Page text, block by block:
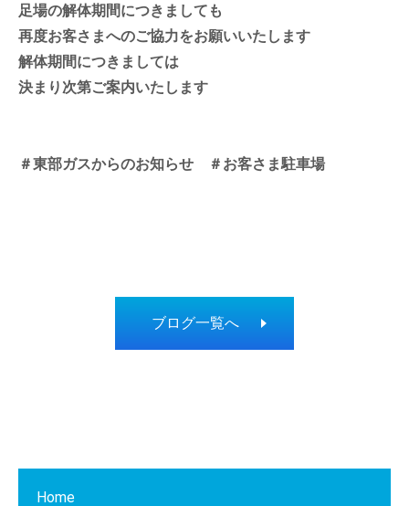
足場の解体期間につきましても
再度お客さまへのご協力をお願いいたします
解体期間につきましては
決まり次第ご案内いたします
＃東部ガスからのお知らせ ＃お客さま駐車場
ブログ一覧へ
Home